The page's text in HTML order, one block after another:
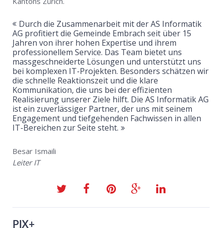
Durch die Zusammenarbeit mit der AS Informatik
AG profitiert die Gemeinde Embrach seit über 15
Jahren von ihrer hohen Expertise und ihrem
professionellem Service. Das Team bietet uns
massgeschneiderte Lösungen und unterstützt uns
bei komplexen IT-Projekten. Besonders schätzen wir
die schnelle Reaktionszeit und die klare
Kommunikation, die uns bei der effizienten
Realisierung unserer Ziele hilft. Die AS Informatik AG
ist ein zuverlässiger Partner, der uns mit seinem
Engagement und tiefgehenden Fachwissen in allen
IT-Bereichen zur Seite steht.
Besar Ismaili
Leiter IT
PIX+